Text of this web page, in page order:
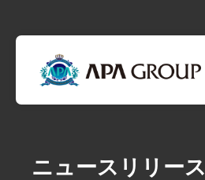
ニュースリリース